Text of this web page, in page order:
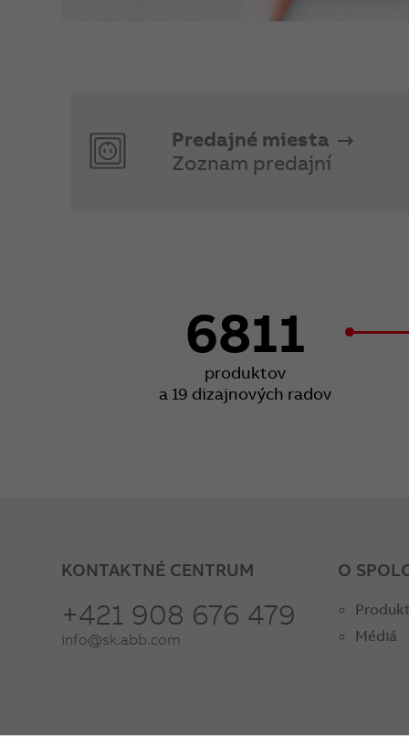
Predajné miesta
Zoznam predajní
6811
produktov
a 19 dizajnových radov
KONTAKTNÉ CENTRUM
+421 908 676 479
info@sk.abb.com
O
Médiá